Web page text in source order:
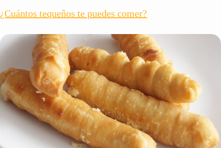
¿Cuántos tequeños te puedes comer?